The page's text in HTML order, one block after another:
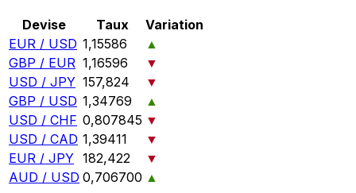
Devise Taux
Variation
EUR / USD 1,15586
▲
GBP / EUR 1,16596
▼
USD / JPY 157,824
▼
GBP / USD 1,34769
▲
USD / CHF 0,807845 ▼
USD / CAD 1,39411
▼
EUR / JPY 182,422
▼
AUD / USD 0,706700 ▲